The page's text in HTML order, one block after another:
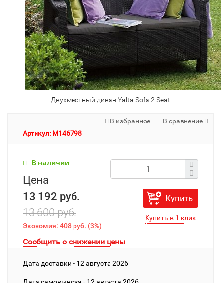
Двухместный диван Yalta Sofa 2 Seat
В избранное
В сравнение
Артикул: M146798
В наличии
Цена
13 192 руб.
13 600 руб.
Экономия: 408 руб. (3%)
Купить
Сообщить о снижении цены
Дата доставки - 12 августа 2026